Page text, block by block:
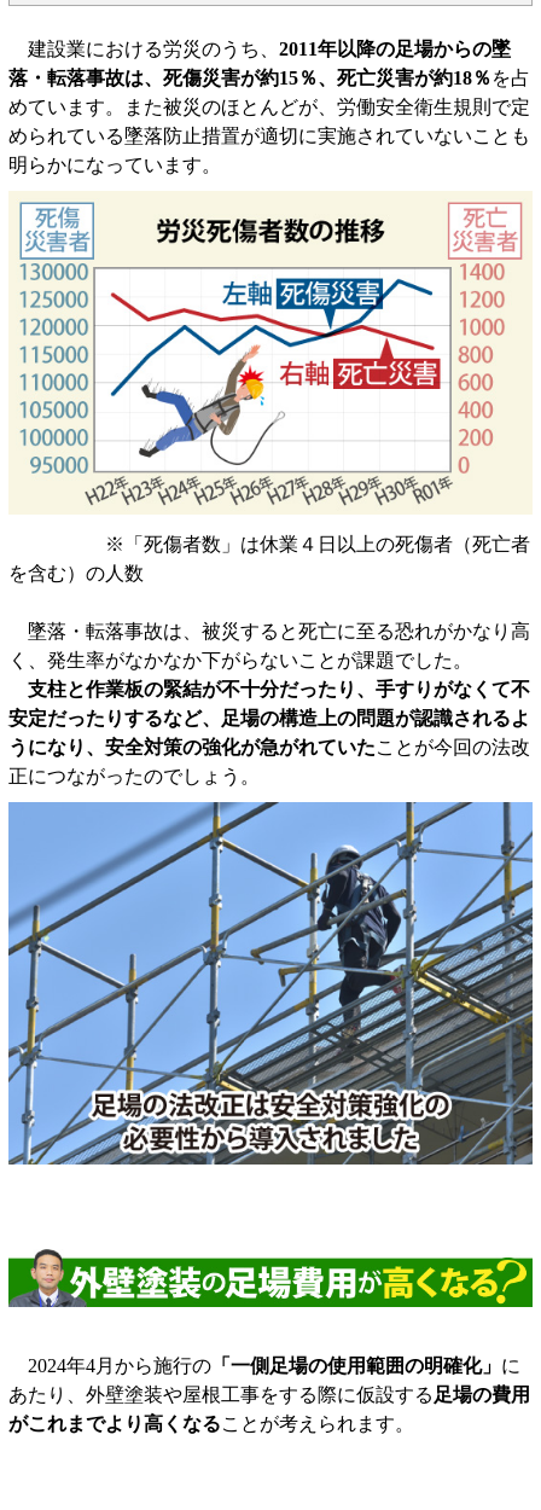
建設業における労災のうち、 2011年以降の足場からの墜
落・転落事故は、死傷災害が約15％、死亡災害が約18％ を占
めています。また被災のほとんどが、労働安全衛生規則で定
められている墜落防止措置が適切に実施されていないことも
明らかになっています。
※「死傷者数」は休業４日以上の死傷者（死亡者
を含む）の人数
墜落・転落事故は、被災すると死亡に至る恐れがかなり高
く、発生率がなかなか下がらないことが課題でした。
支柱と作業板の緊結が不十分だったり、手すりがなくて不
安定だったりするなど、足場の構造上の問題が認識されるよ
うになり、安全対策の強化が急がれていたことが今回の法改
正につながったのでしょう。
2024年4月から施行の 「一側足場の使用範囲の明確化」 に
あたり、外壁塗装や屋根工事をする際に仮設する 足場の費用
がこれまでより高くなることが考えられます。